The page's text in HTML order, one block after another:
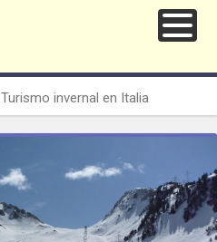
Turismo invernal en Italia